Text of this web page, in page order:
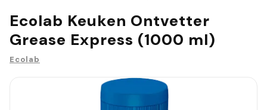
Ecolab Keuken Ontvetter
Grease Express (1000 ml)
Ecolab